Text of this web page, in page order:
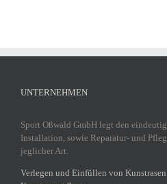
UNTERNEHMEN
Sport Oßwald GmbH legt den
Installation, sowie Reparatur- und
jeglicher Art.
Verlegen und Einfüllen von Kunstrasen